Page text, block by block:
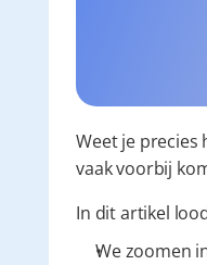
Weet je precies
vaak voorbij
In dit artikel
We zoomen